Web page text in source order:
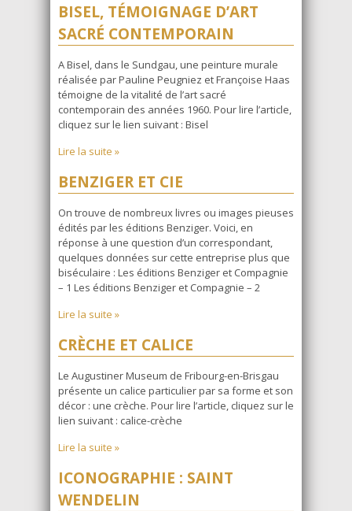
BISEL, TÉMOIGNAGE D’ART
SACRÉ CONTEMPORAIN
A Bisel, dans le Sundgau, une peinture murale
réalisée par Pauline Peugniez et Françoise Haas
témoigne de la vitalité de l’art sacré
contemporain des années 1960. Pour lire l’article,
cliquez sur le lien suivant : Bisel
Lire la suite »
BENZIGER ET CIE
On trouve de nombreux livres ou images pieuses
édités par les éditions Benziger. Voici, en
réponse à une question d’un correspondant,
quelques données sur cette entreprise plus que
biséculaire : Les éditions Benziger et Compagnie
– 1 Les éditions Benziger et Compagnie – 2
Lire la suite »
CRÈCHE ET CALICE
Le Augustiner Museum de Fribourg-en-Brisgau
présente un calice particulier par sa forme et son
décor : une crèche. Pour lire l’article, cliquez sur le
lien suivant : calice-crèche
Lire la suite »
ICONOGRAPHIE : SAINT
WENDELIN